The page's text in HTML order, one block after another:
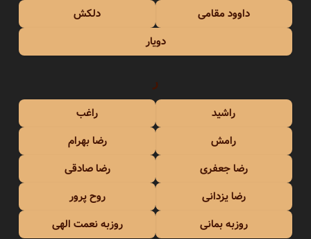
داوود مقامی
دلکش
دویار
ر
راشید
راغب
رامش
رضا بهرام
رضا جعفری
رضا صادقی
رضا یزدانی
روح پرور
روزبه بمانی
روزبه نعمت الهی